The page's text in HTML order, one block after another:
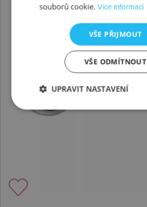
souborů cookie.Více informací
VŠE PŘIJMOUT
VŠE ODMÍTNOUT
UPRAVIT NASTAVENÍ